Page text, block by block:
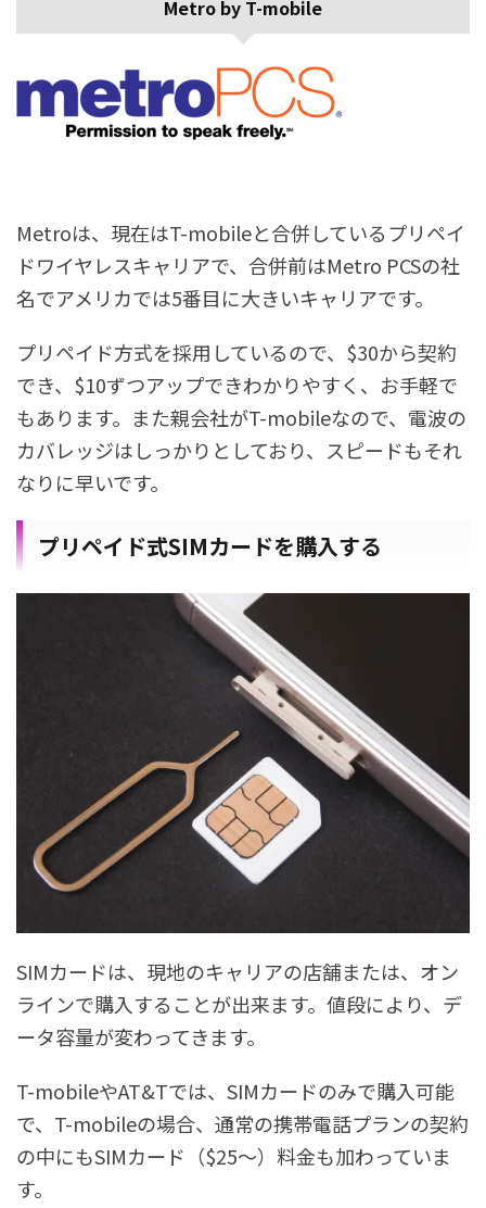
Metro by T-mobile
Metroは、現在はT-mobileと合併しているプリペイ
ドワイヤレスキャリアで、合併前はMetro PCSの社
名でアメリカでは5番目に大きいキャリアです。
プリペイド方式を採用しているので、$30から契約
でき、$10ずつアップできわかりやすく、お手軽で
もあります。また親会社がT-mobileなので、電波の
カバレッジはしっかりとしており、スピードもそれ
なりに早いです。
プリペイド式SIMカードを購入する
SIMカードは、現地のキャリアの店舗または、オン
ラインで購入することが出来ます。値段により、デ
ータ容量が変わってきます。
T-mobileやAT&Tでは、SIMカードのみで購入可能
で、T-mobileの場合、通常の携帯電話プランの契約
の中にもSIMカード（$25〜）料金も加わっていま
す。